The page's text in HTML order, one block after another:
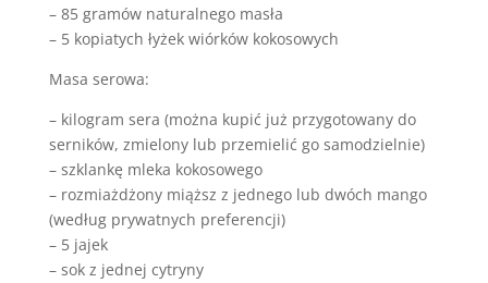
– 85 gramów naturalnego masła
– 5 kopiatych łyżek wiórków kokosowych
Masa serowa:
– kilogram sera (można kupić już przygotowany do
serników, zmielony lub przemielić go samodzielnie)
– szklankę mleka kokosowego
– rozmiażdżony miąższ z jednego lub dwóch mango
(według prywatnych preferencji)
– 5 jajek
– sok z jednej cytryny